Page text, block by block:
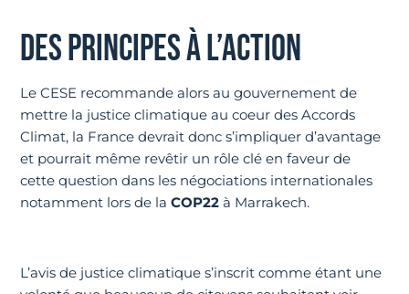
DES PRINCIPES À L’ACTION
Le CESE recommande alors au gouvernement de
mettre la justice climatique au coeur des Accords
Climat, la France devrait donc s’impliquer d’avantage
et pourrait même revêtir un rôle clé en faveur de
cette question dans les négociations internationales
notamment lors de laCOP22 à Marrakech.
L’avis de justice climatique s’inscrit comme étant une